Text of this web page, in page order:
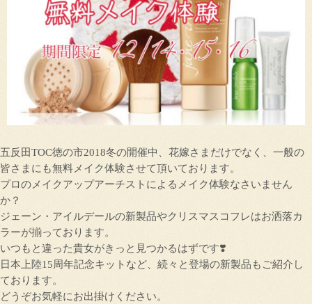
五反田TOC徳の市2018冬の開催中、花嫁さまだけでなく、一般の
皆さまにも無料メイク体験させて頂いております。
プロのメイクアップアーチストによるメイク体験なさいません
か？
ジェーン・アイルデールの新製品やクリスマスコフレはお洒落カ
ラーが揃っております。
いつもと違った貴女がきっと見つかるはずです❣️
日本上陸15周年記念キットなど、続々と登場の新製品もご紹介し
ております。
どうぞお気軽にお出掛けください。